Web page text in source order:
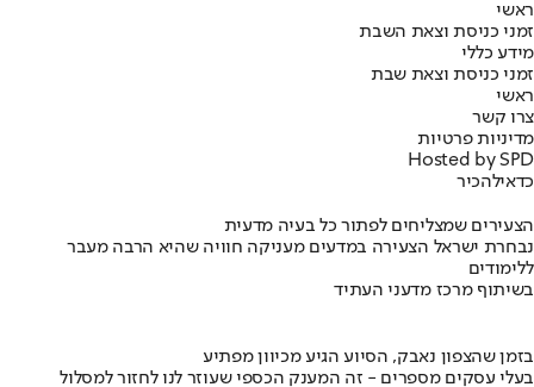
ראשי
זמני כניסת וצאת השבת
מידע כללי
זמני כניסת וצאת שבת
ראשי
צרו קשר
מדיניות פרטיות
Hosted by SPD
כדאילהכיר
הצעירים שמצליחים לפתור כל בעיה מדעית
נבחרת ישראל הצעירה במדעים מעניקה חוויה שהיא הרבה מעבר
ללימודים
בשיתוף מרכז מדעני העתיד
בזמן שהצפון נאבק, הסיוע הגיע מכיוון מפתיע
בעלי עסקים מספרים - זה המענק הכספי שעוזר לנו לחזור למסלול